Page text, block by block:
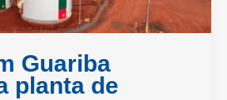
Guariba
planta de